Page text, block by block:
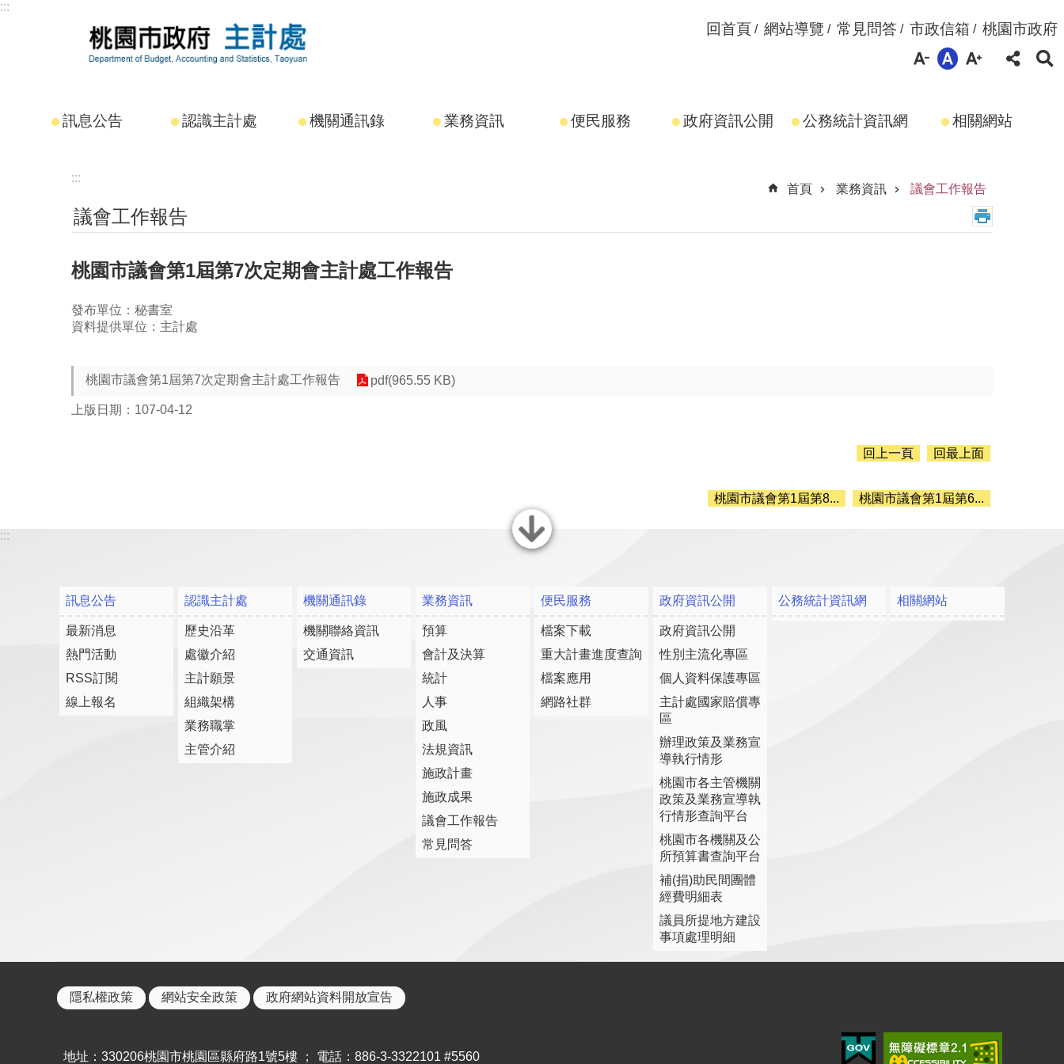
跳到主要內容區塊
:::
回首頁 網站導覽 常見問答 市政信箱 桃園市政府
訊息公告 認識主計處 機關通訊錄 業務資訊 便民服務 政府資訊公開 公務統計資訊網 相關網站
:::
首頁
業務資訊 議會工作報告
議會工作報告
桃園市議會第1屆第7次定期會主計處工作報告
發布單位：秘書室
資料提供單位：主計處
桃園市議會第1屆第7次定期會主計處工作報告 pdf(965.55 KB)
上版日期：107-04-12
回上一頁 回最上面
桃園市議會第1屆第8... 桃園市議會第1屆第6...
關閉
:::
訊息公告
最新消息
熱門活動
RSS訂閱
線上報名
認識主計處
歷史沿革
處徽介紹
主計願景
組織架構
業務職掌
主管介紹
機關通訊錄
機關聯絡資訊
交通資訊
業務資訊
預算
會計及決算
統計
人事
政風
法規資訊
施政計畫
施政成果
議會工作報告
常見問答
便民服務
檔案下載
重大計畫進度查詢
檔案應用
網路社群
政府資訊公開
政府資訊公開
性別主流化專區
個人資料保護專區
主計處國家賠償專
區
辦理政策及業務宣
導執行情形
桃園市各主管機關
政策及業務宣導執
行情形查詢平台
桃園市各機關及公
所預算書查詢平台
補(捐)助民間團體
經費明細表
議員所提地方建設
事項處理明細
公務統計資訊網 相關網站
隱私權政策 網站安全政策 政府網站資料開放宣告
地址：330206桃園市桃園區縣府路1號5樓 ； 電話：886-3-3322101 #5560